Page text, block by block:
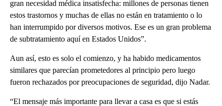
gran necesidad médica insatisfecha: millones de personas tienen
estos trastornos y muchas de ellas no están en tratamiento o lo
han interrumpido por diversos motivos. Ese es un gran problema
de subtratamiento aquí en Estados Unidos”.
Aun así, esto es solo el comienzo, y ha habido medicamentos
similares que parecían prometedores al principio pero luego
fueron rechazados por preocupaciones de seguridad, dijo Nadar.
“El mensaje más importante para llevar a casa es que si estás